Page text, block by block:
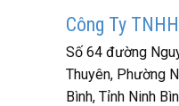
Công Ty
Số 64 đường
Thuyên, Phường
Bình, Tỉnh Ninh